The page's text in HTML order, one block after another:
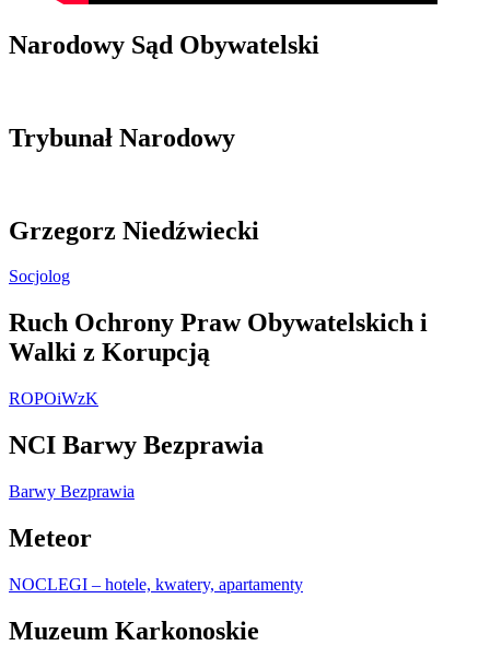
Narodowy Sąd Obywatelski
Trybunał Narodowy
Grzegorz Niedźwiecki
Socjolog
Ruch Ochrony Praw Obywatelskich i
Walki z Korupcją
ROPOiWzK
NCI Barwy Bezprawia
Barwy Bezprawia
Meteor
NOCLEGI – hotele, kwatery, apartamenty
Muzeum Karkonoskie